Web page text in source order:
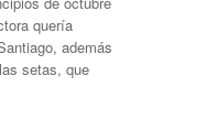
quería
además
setas, que